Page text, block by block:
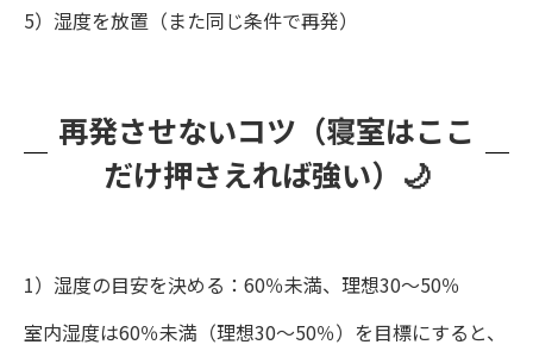
5）湿度を放置（また同じ条件で再発）
再発させないコツ（寝室はここ
だけ押さえれば強い）🌙
1）湿度の目安を決める：60％未満、理想30〜50％
室内湿度は60％未満（理想30〜50％）を目標にすると、